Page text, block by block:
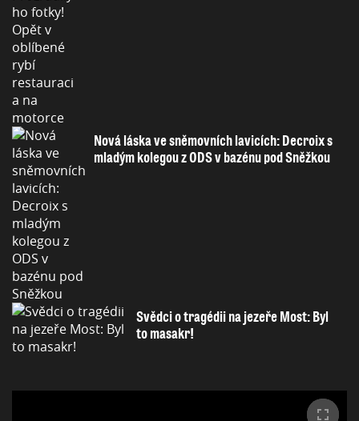
Nová láska ve sněmovních lavicích: Decroix s
mladým kolegou z ODS v bazénu pod Sněžkou
Svědci o tragédii na jezeře Most: Byl
to masakr!